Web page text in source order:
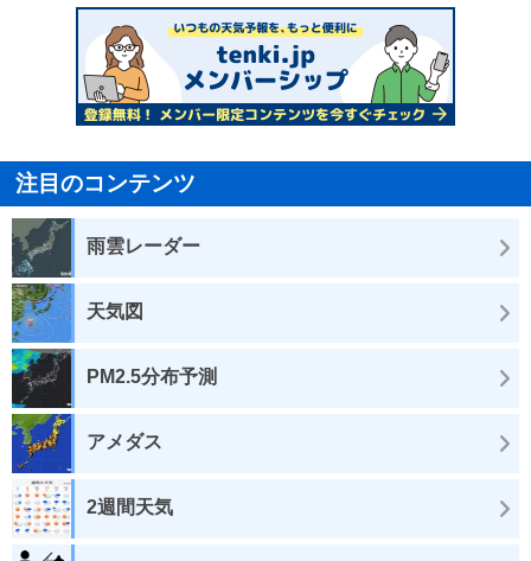
注目のコンテンツ
雨雲レーダー
天気図
PM2.5分布予測
アメダス
2週間天気